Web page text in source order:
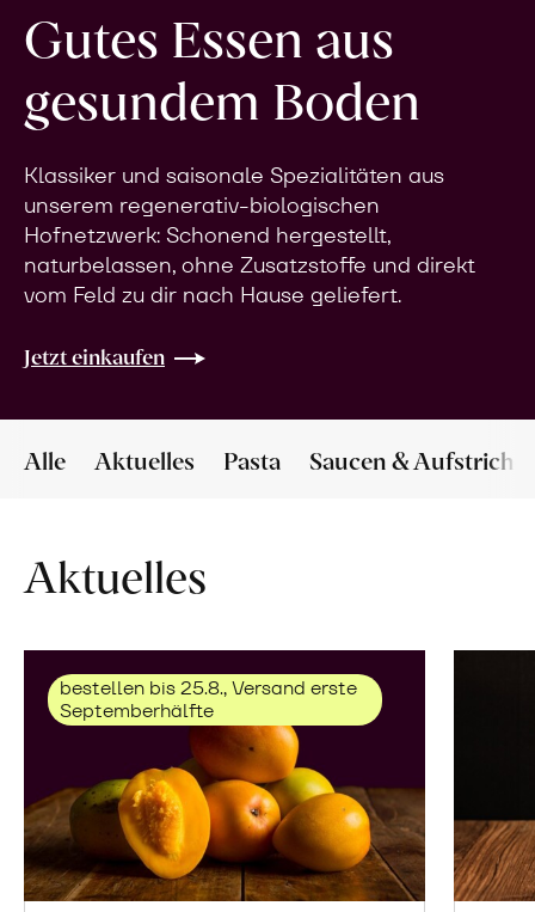
Gutes Essen aus
gesundem Boden
Klassiker und saisonale Spezialitäten aus
unserem regenerativ-biologischen
Hofnetzwerk: Schonend hergestellt,
naturbelassen, ohne Zusatzstoffe und direkt
vom Feld zu dir nach Hause geliefert.
Jetzt einkaufen
Alle Aktuelles Pasta Saucen & Aufstriche
Aktuelles
bestellen bis 25.8., Versand erste
Septemberhälfte